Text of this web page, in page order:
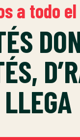
a todo
LLEGA